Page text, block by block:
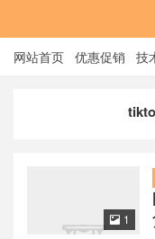
网站首页 优惠促销 技
 1